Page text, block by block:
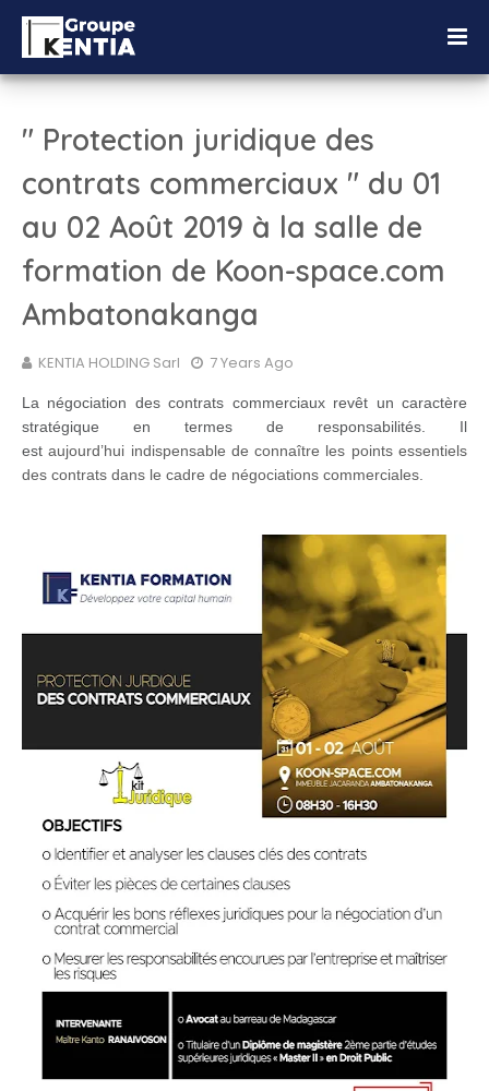
" Protection juridique des
contrats commerciaux " du 01
au 02 Août 2019 à la salle de
formation de Koon-space.com
Ambatonakanga
KENTIA HOLDING Sarl 7 Years Ago
La négociation des contrats commerciaux revêt un caractère
stratégique en termes de responsabilités. Il
estaujourd’hui indispensable de connaître les points essentiels
des contrats dans le cadre de négociations commerciales.